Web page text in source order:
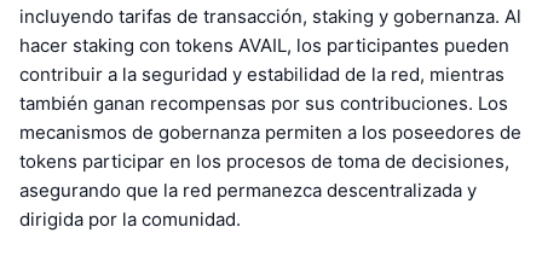
incluyendo tarifas de transacción, staking y gobernanza. Al
hacer staking con tokens AVAIL, los participantes pueden
contribuir a la seguridad y estabilidad de la red, mientras
también ganan recompensas por sus contribuciones. Los
mecanismos de gobernanza permiten a los poseedores de
tokens participar en los procesos de toma de decisiones,
asegurando que la red permanezca descentralizada y
dirigida por la comunidad.